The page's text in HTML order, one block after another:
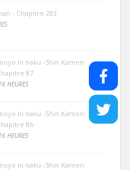
- Chapitre 283
ni naku -Shin Kamen
87
HEURES
ni naku -Shin Kamen
86
HEURES
ni naku -Shin Kamen